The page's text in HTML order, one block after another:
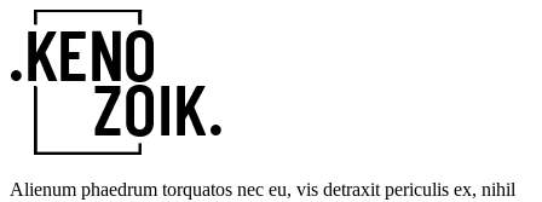
Alienum phaedrum torquatos nec eu, vis detraxit periculis ex, nihil